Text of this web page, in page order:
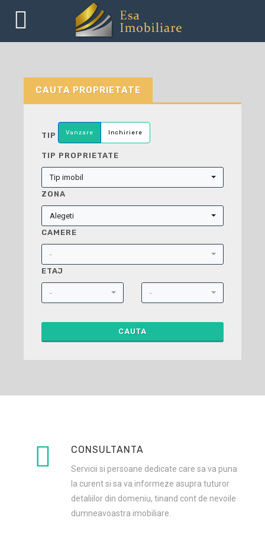
CAUTA PROPRIETATE
TIP Vanzare Inchiriere
TIP PROPRIETATE
Tip imobil
ZONA
Alegeti
CAMERE
-
ETAJ
- -
CAUTA
CONSULTANTA
Servicii si persoane dedicate care sa va puna
la curent si sa va informeze asupra tuturor
detaliilor din domeniu, tinand cont de nevoile
dumneavoastra imobiliare.